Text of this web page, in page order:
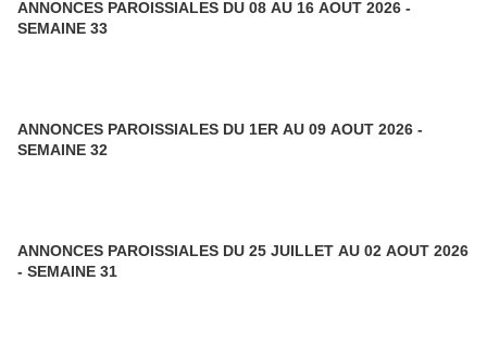
ANNONCES PAROISSIALES DU 08 AU 16 AOUT 2026 -
SEMAINE 33
ANNONCES PAROISSIALES DU 1ER AU 09 AOUT 2026 -
SEMAINE 32
ANNONCES PAROISSIALES DU 25 JUILLET AU 02 AOUT 2026
- SEMAINE 31